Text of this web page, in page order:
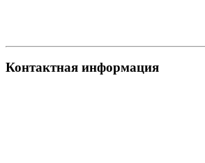
Контактная информация